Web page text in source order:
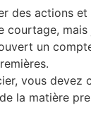
des actions
courtage, mais
un
vous devez
la matière